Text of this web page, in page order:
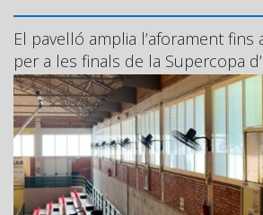
El pavelló amplia l’aforament fins
per a les finals de la Supercopa